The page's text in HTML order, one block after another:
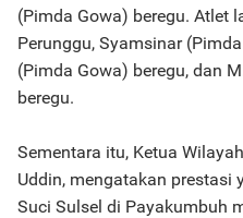
(Pimda Gowa) beregu. Atlet
Perunggu, Syamsinar
(Pimda Gowa) beregu, dan
beregu.
Sementara itu, Ketua
Uddin, mengatakan prestasi
Suci Sulsel di Payakumbuh